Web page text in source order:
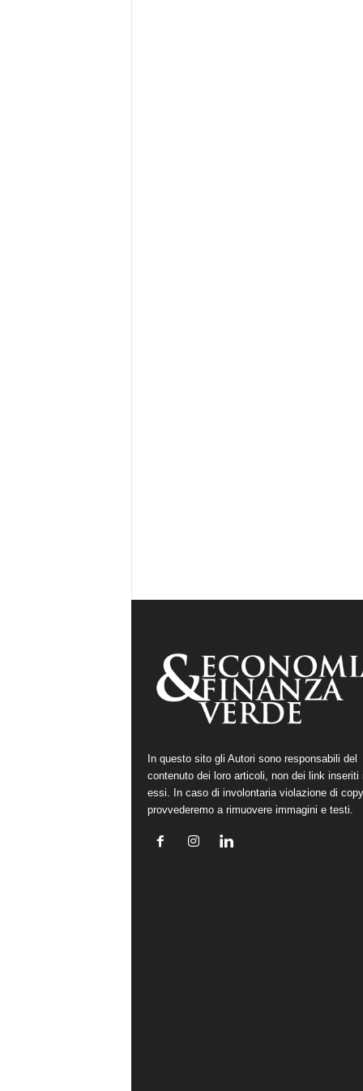
In questo sito gli Autori sono responsabili del
contenuto dei loro articoli, non dei link inseriti
essi. In caso di involontaria violazione di
provvederemo a rimuovere immagini e testi.